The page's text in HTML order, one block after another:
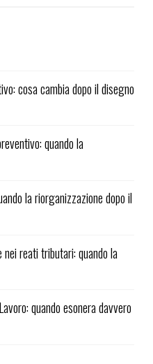
cosa cambia dopo il disegno
quando la
la riorganizzazione dopo il
nei reati tributari: quando la
quando esonera davvero